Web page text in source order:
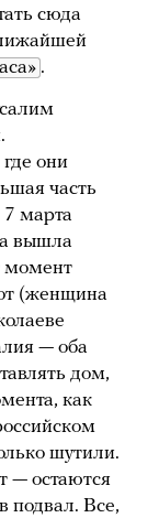
сюда
.
они
часть
7 марта
вышла
момент
(женщина
— оба
дом,
как
шутили.
— остаются
подвал. Все,